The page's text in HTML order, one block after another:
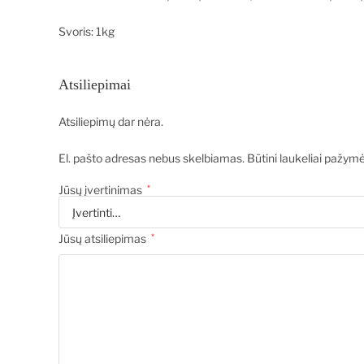
Svoris: 1kg
Atsiliepimai
Atsiliepimų dar nėra.
El. pašto adresas nebus skelbiamas. Būtini laukeliai
Jūsų įvertinimas *
Jūsų atsiliepimas *